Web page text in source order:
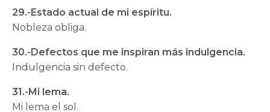
29.-Estado actual de mi espíritu.
Nobleza obliga.
30.-Defectos que me inspiran más indulgencia.
Indulgencia sin defecto.
31.-Mi lema.
Mi lema el sol.